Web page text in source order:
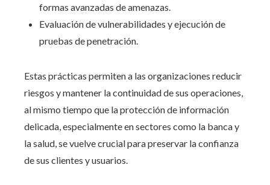
formas avanzadas de amenazas.
Evaluación de vulnerabilidades y ejecución de
pruebas de penetración.
Estas prácticas permiten a las organizaciones reducir
riesgos y mantener la continuidad de sus operaciones,
al mismo tiempo que la protección de información
delicada, especialmente en sectores como la banca y
la salud, se vuelve crucial para preservar la confianza
de sus clientes y usuarios.